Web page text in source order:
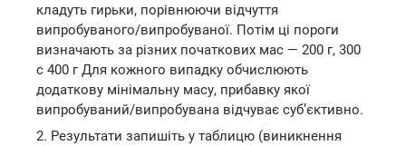
кладуть гирьки, порівнюючи відчуття
випробуваного/випробуваної. Потім ці пороги
визначають за різних початкових мас — 200 г, 300
с 400 г Для кожного випадку обчислюють
додаткову мінімальну масу, прибавку якої
випробуваний/випробувана відчуває суб’єктивно.
2. Результати запишіть у таблицю (виникнення